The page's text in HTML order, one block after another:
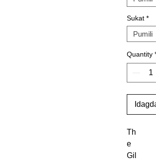
Sukat *
Quantity *
Th
e
Gil